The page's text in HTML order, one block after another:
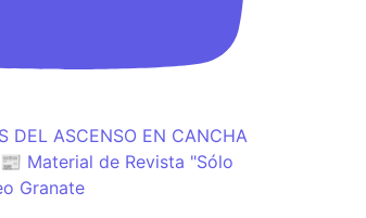
DEL ASCENSO EN CANCHA
📰 Material de Revista "Sólo
Granate